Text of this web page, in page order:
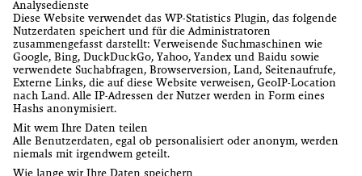
Analysedienste
Diese Website verwendet das WP-Statistics Plugin, das folgende
Nutzerdaten speichert und für die Administratoren
zusammengefasst darstellt: Verweisende Suchmaschinen wie
Google, Bing, DuckDuckGo, Yahoo, Yandex und Baidu sowie
verwendete Suchabfragen, Browserversion, Land, Seitenaufrufe,
Externe Links, die auf diese Website verweisen, GeoIP-Location
nach Land. Alle IP-Adressen der Nutzer werden in Form eines
Hashs anonymisiert.
Mit wem Ihre Daten teilen
Alle Benutzerdaten, egal ob personalisiert oder anonym, werden
niemals mit irgendwem geteilt.
Wie lange wir Ihre Daten speichern